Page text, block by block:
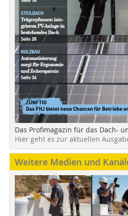
Das Profimagazin für das Dach-
Hier geht es zur aktuellen
Weitere Medien und